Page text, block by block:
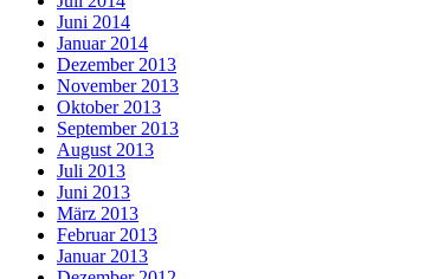
Juni 2014
Januar 2014
Dezember 2013
November 2013
Oktober 2013
September 2013
August 2013
Juli 2013
Juni 2013
März 2013
Februar 2013
Januar 2013